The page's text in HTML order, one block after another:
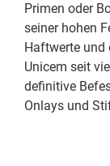
Primen oder
seiner hohen
Haftwerte und
Unicem seit
definitive
Onlays und